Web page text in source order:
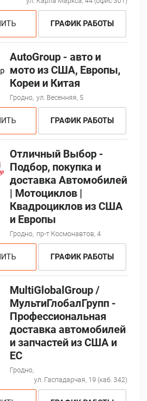
ГРАФИК РАБОТЫ
AutoGroup - авто и
мото из США, Европы,
Кореи и Китая
Гродно, ул. Весенняя, 5
ГРАФИК РАБОТЫ
Отличный Выбор -
Подбор, покупка и
доставка Автомобилей
| Мотоциклов |
Квадроциклов из США
и Европы
Гродно, пр-т Космонавтов, 4
ГРАФИК РАБОТЫ
MultiGlobalGroup /
МультиГлобалГрупп -
Профессиональная
доставка автомобилей
и запчастей из США и
ЕС
Гродно,
ул. Гаспадарчая, 19 (каб. 342)